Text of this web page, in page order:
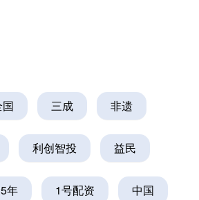
三成 非遗
利创智投 益民
年 1号配资 中国